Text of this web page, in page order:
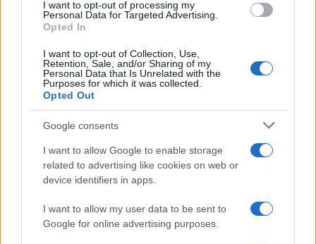
I want to opt-out of processing my
Personal Data for Targeted Advertising.
Opted In
I want to opt-out of Collection, Use,
Retention, Sale, and/or Sharing of my
Personal Data that Is Unrelated with the
Purposes for which it was collected.
Opted Out
Google consents
I want to allow Google to enable storage
related to advertising like cookies on web or
device identifiers in apps.
I want to allow my user data to be sent to
Google for online advertising purposes.
Ο Καρέτσας βελτίωσε αισθητά την εικόνα της
Εθνικής ποδοσφαίρου, βοηθώντας την να
ένα τέταρτο και έχοντας και κάποια καλά σουτ.
Παρά την υπεροχή της, η γαλανόλευκη δεν